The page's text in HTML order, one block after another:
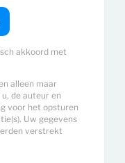
akkoord met
alleen maar
de auteur en
voor het opsturen
Uw gegevens
verstrekt